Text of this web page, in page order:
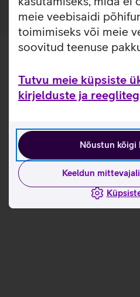
meie veebisaidi
toimimiseks või meie
soovitud teenuse
Tutvu meie küpsiste
kirjelduste ja
Nõustun kõigi
Keeldun